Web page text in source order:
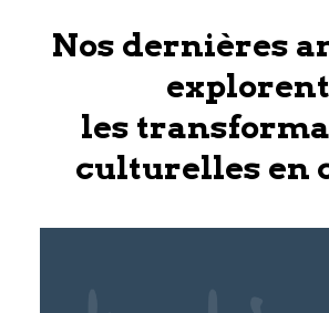
Nos dernières
explorent
les
culturelles en